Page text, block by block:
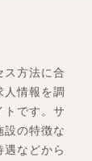
方法に合
情報を調
です。サ
の特徴な
などから